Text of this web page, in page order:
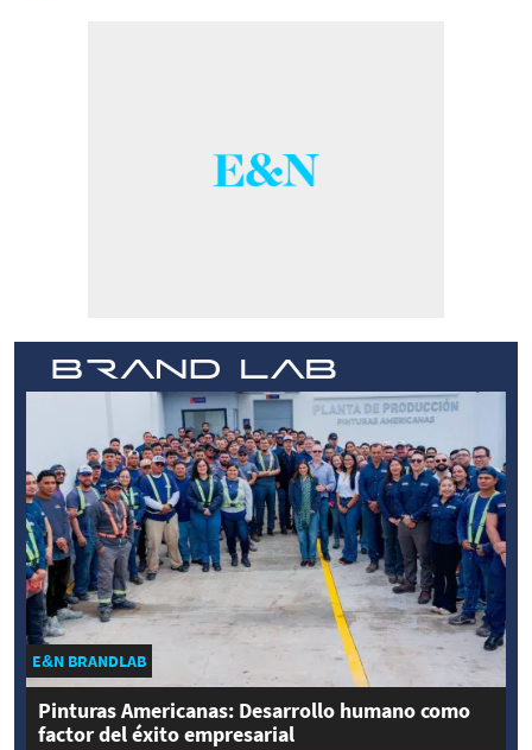
E&N BRANDLAB
Pinturas Americanas: Desarrollo humano como
factor del éxito empresarial